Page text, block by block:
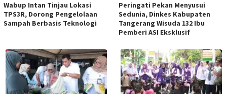
Wabup Intan Tinjau Lokasi
TPS3R, Dorong Pengelolaan
Sampah Berbasis Teknologi
Peringati Pekan Menyusui
Sedunia, Dinkes Kabupaten
Tangerang Wisuda 132 Ibu
Pemberi ASI Eksklusif